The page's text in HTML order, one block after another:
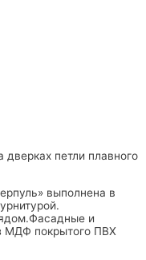
петли плавного
выполнена в
и
МДФ покрытого ПВХ